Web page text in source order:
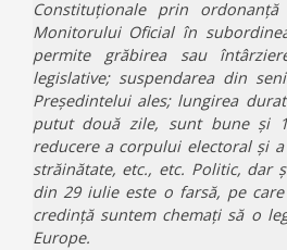
Constituționale prin
Monitorului Oficial în
permite grăbirea sau
legislative; suspendarea din
Președintelui ales; lungirea
putut două zile, sunt bune și
reducere a corpului electoral și
străinătate, etc., etc. Politic, dar
din 29 iulie este o farsă, pe
credință suntem chemați să o
Europe.